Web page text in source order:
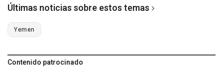
Últimas noticias sobre estos temas
Yemen
Contenido patrocinado